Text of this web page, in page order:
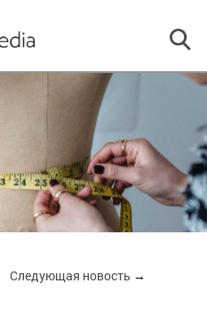
Следующая новость →